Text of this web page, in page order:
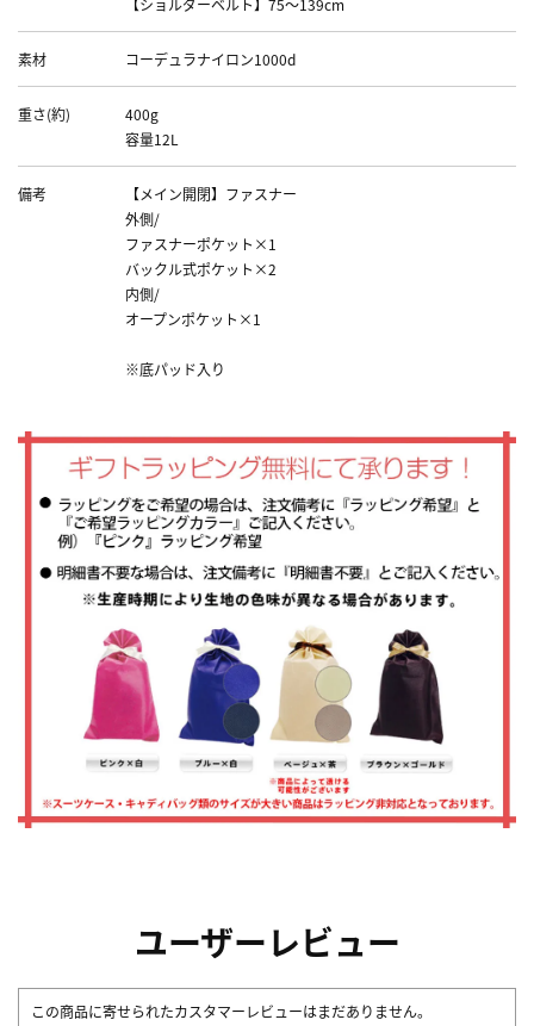
素材 コーデュラナイロン1000d
重さ(約)
400g
容量12L
備考
【メイン開閉】ファスナー
外側/
ファスナーポケット×1
バックル式ポケット×2
内側/
オープンポケット×1
※底パッド入り
ユーザーレビュー
この商品に寄せられたカスタマーレビューはまだありません。